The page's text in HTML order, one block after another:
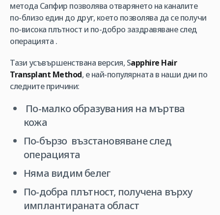
метода Сапфир позволява отварянето на каналите
по-близо един до друг, което позволява да се получи
по-висока плътност и по-добро заздравяване след
операцията .
Тази усъвършенствана версия, Sapphire Hair
Transplant Method, е най-популярната в наши дни по
следните причини:
По-малко образувания на мъртва
кожа
По-бързо възстановяване след
операцията
Няма видим белег
По-добра плътност, получена върху
имплантираната област